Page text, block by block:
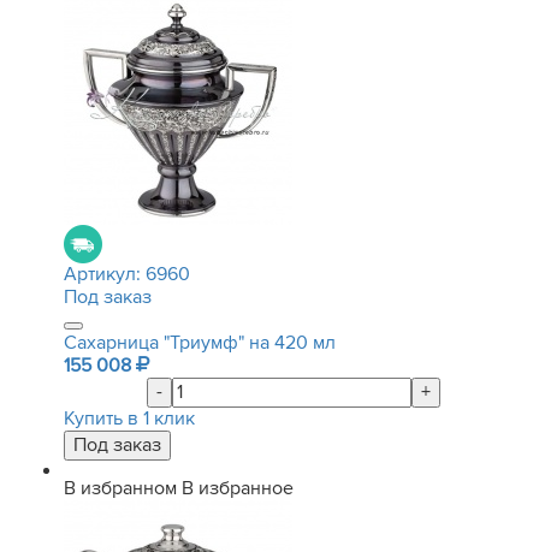
Артикул: 6960
Под заказ
Сахарница "Триумф" на 420 мл
155 008
-
+
Купить в 1 клик
В избранном В избранное